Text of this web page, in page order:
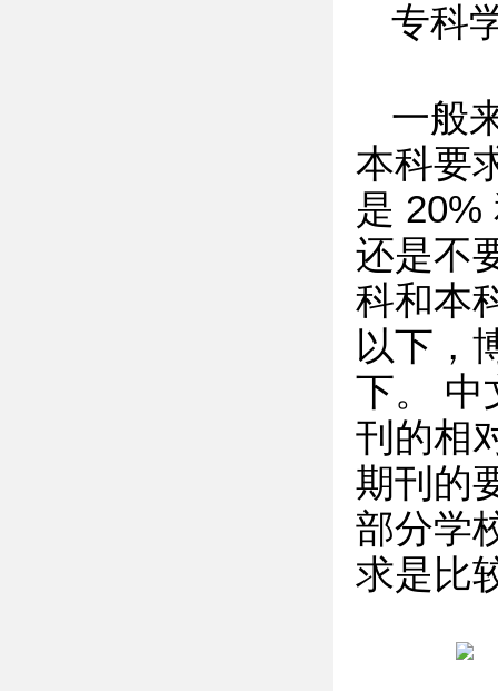
专科
一般
本科要
是 20%
还是不
科和本
以下，
下。 中
刊的相
期刊的
部分学
求是比